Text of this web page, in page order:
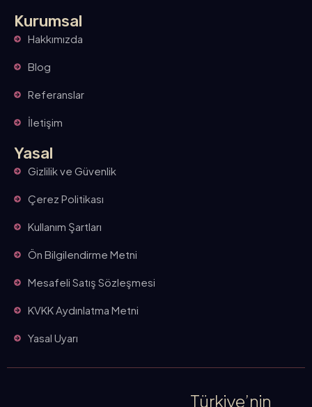
Kurumsal
Hakkımızda
Blog
Referanslar
İletişim
Yasal
Gizlilik ve Güvenlik
Çerez Politikası
Kullanım Şartları
Ön Bilgilendirme Metni
Mesafeli Satış Sözleşmesi
KVKK Aydınlatma Metni
Yasal Uyarı
Türkiye’nin